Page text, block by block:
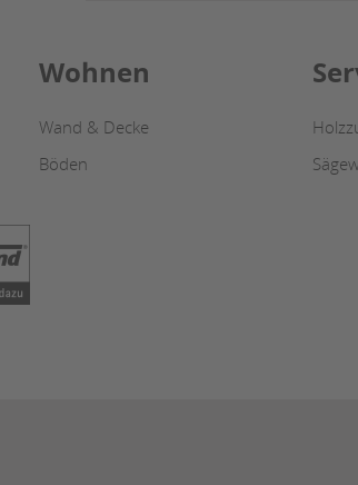
Wohnen
Wand & Decke
Böden